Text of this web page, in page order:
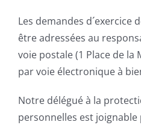
Les demandes d´exercice
être adressées au
voie postale (1 Place de la
par voie électronique à
Notre délégué à la
personnelles est joignable